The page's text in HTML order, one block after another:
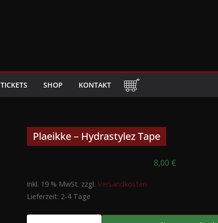
TICKETS SHOP KONTAKT
Plaeikke – Hydrastylez Tape
8,00 €
inkl. 19 % MwSt. zzgl. Versandkosten
Lieferzeit: 2-4 Tage